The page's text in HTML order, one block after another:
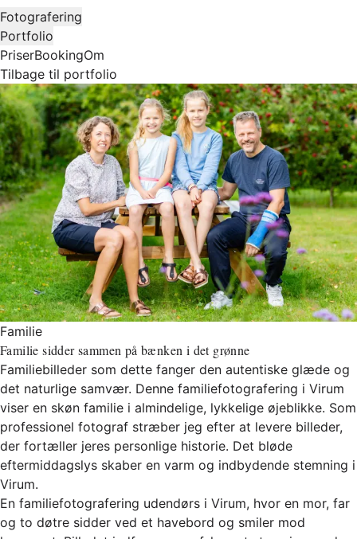
Fotografering
Portfolio
PriserBookingOm
Tilbage til portfolio
Familie
Familie sidder sammen på bænken i det grønne
Familiebilleder som dette fanger den autentiske glæde og
det naturlige samvær. Denne familiefotografering i Virum
viser en skøn familie i almindelige, lykkelige øjeblikke. Som
professionel fotograf stræber jeg efter at levere billeder,
der fortæller jeres personlige historie. Det bløde
eftermiddagslys skaber en varm og indbydende stemning i
Virum.
En familiefotografering udendørs i Virum, hvor en mor, far
og to døtre sidder ved et havebord og smiler mod